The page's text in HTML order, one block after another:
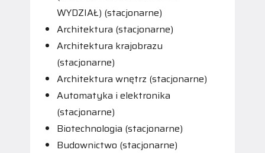
WYDZIAŁ) (stacjonarne)
Architektura (stacjonarne)
Architektura krajobrazu
(stacjonarne)
Architektura wnętrz (stacjonarne)
Automatyka i elektronika
(stacjonarne)
Biotechnologia (stacjonarne)
Budownictwo (stacjonarne)